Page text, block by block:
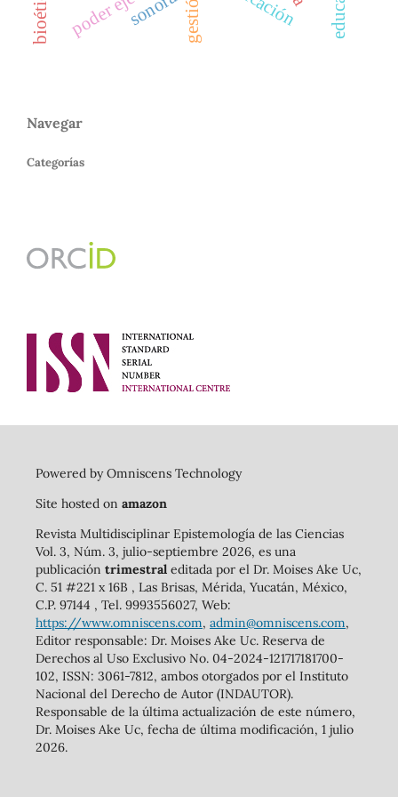
bioética
Navegar
Categorías
Powered by Omniscens Technology
Site hosted on amazon
Revista Multidisciplinar Epistemología de las Ciencias
Vol. 3, Núm. 3, julio-septiembre 2026, es una
publicación trimestraleditada por el Dr. Moises Ake Uc,
C. 51 #221 x 16B , Las Brisas, Mérida, Yucatán, México,
C.P. 97144 , Tel. 9993556027, Web:
https://www.omniscens.com, admin@omniscens.com,
Editor responsable: Dr. Moises Ake Uc. Reserva de
Derechos al Uso Exclusivo No. 04-2024-121717181700-
102, ISSN: 3061-7812, ambos otorgados por el Instituto
Nacional del Derecho de Autor (INDAUTOR).
Responsable de la última actualización de este número,
Dr. Moises Ake Uc, fecha de última modificación, 1 julio
2026.